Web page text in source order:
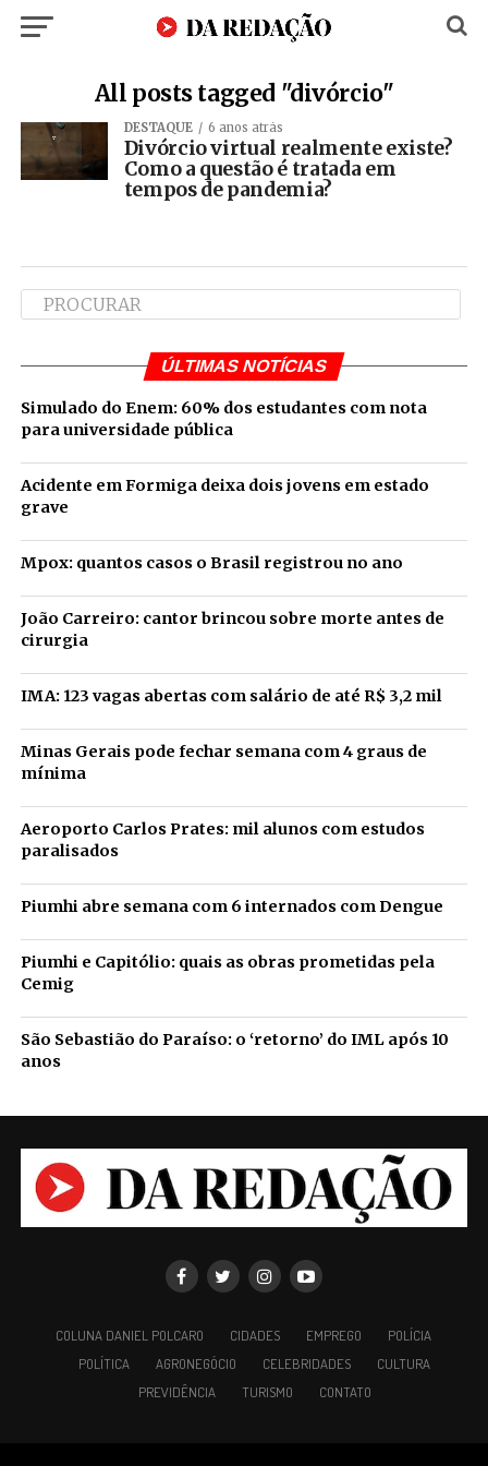
All posts tagged "divórcio"
DESTAQUE 6 anos atrás
Divórcio virtual realmente existe?
Como a questão é tratada em
tempos de pandemia?
ÚLTIMAS NOTÍCIAS
Simulado do Enem: 60% dos estudantes com nota
para universidade pública
Acidente em Formiga deixa dois jovens em estado
grave
Mpox: quantos casos o Brasil registrou no ano
João Carreiro: cantor brincou sobre morte antes de
cirurgia
IMA: 123 vagas abertas com salário de até R$ 3,2 mil
Minas Gerais pode fechar semana com 4 graus de
mínima
Aeroporto Carlos Prates: mil alunos com estudos
paralisados
Piumhi abre semana com 6 internados com Dengue
Piumhi e Capitólio: quais as obras prometidas pela
Cemig
São Sebastião do Paraíso: o ‘retorno’ do IML após 10
anos
COLUNA DANIEL POLCARO CIDADES EMPREGO
POLÍCIA
POLÍTICA
AGRONEGÓCIO CELEBRIDADES
CULTURA
PREVIDÊNCIA
TURISMO CONTATO